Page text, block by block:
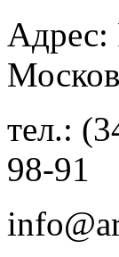
Адрес:
тел.:
98-91